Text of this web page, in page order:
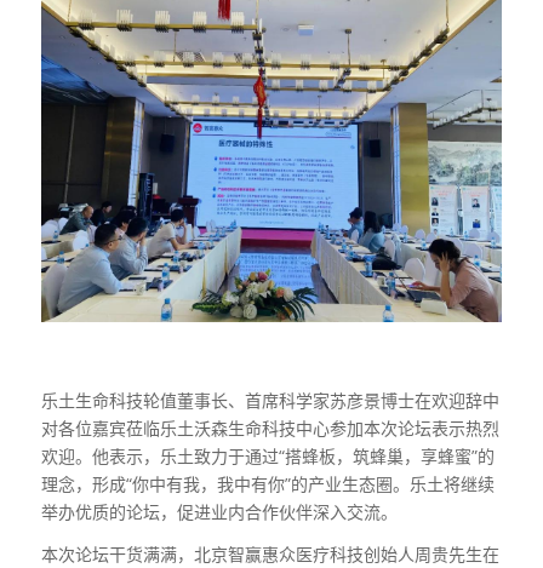
乐土生命科技轮值董事长、首席科学家苏彦景博士在欢迎辞中
对各位嘉宾莅临乐土沃森生命科技中心参加本次论坛表示热烈
欢迎。他表示，乐土致力于通过“搭蜂板，筑蜂巢，享蜂蜜”的
理念，形成“你中有我，我中有你”的产业生态圈。乐土将继续
举办优质的论坛，促进业内合作伙伴深入交流。
本次论坛干货满满，北京智赢惠众医疗科技创始人周贵先生在